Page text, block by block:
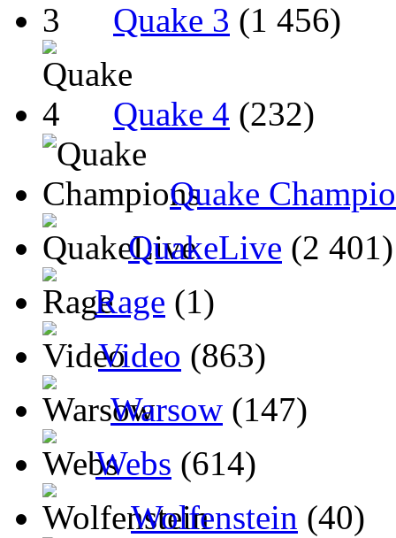
Quake 3 (1 456)
Quake 4 (232)
Quake
QuakeLive (2 401)
Rage (1)
Video (863)
Warsow (147)
Webs (614)
Wolfenstein (40)